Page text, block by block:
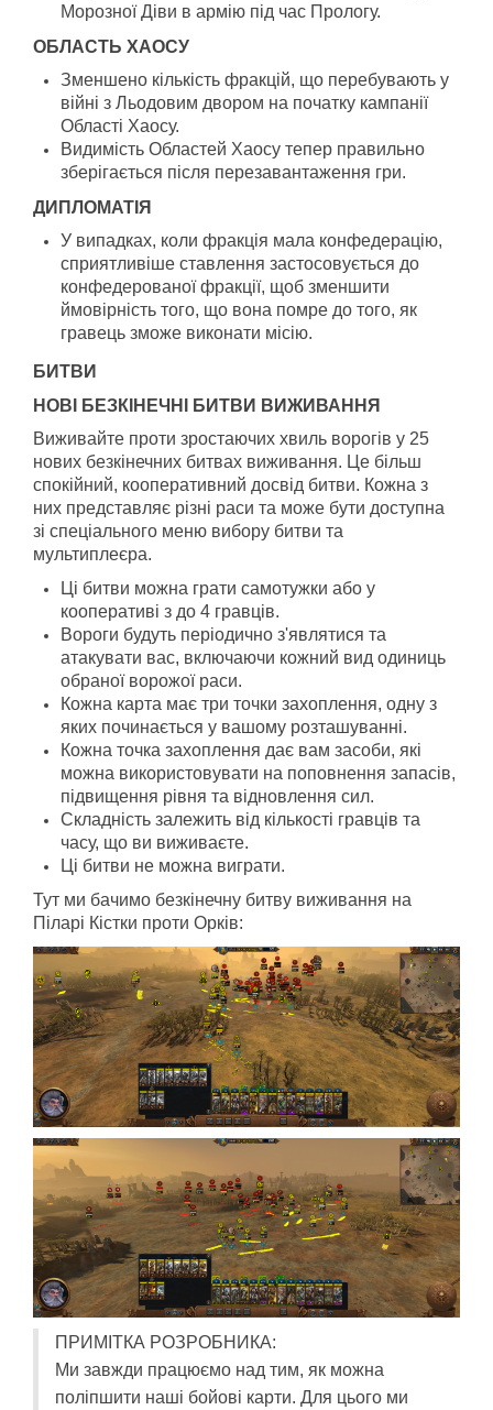
Морозної Діви в армію під час Прологу.
ОБЛАСТЬ ХАОСУ
Зменшено кількість фракцій, що перебувають у
війні з Льодовим двором на початку кампанії
Області Хаосу.
Видимість Областей Хаосу тепер правильно
зберігається після перезавантаження гри.
ДИПЛОМАТІЯ
У випадках, коли фракція мала конфедерацію,
сприятливіше ставлення застосовується до
конфедерованої фракції, щоб зменшити
ймовірність того, що вона помре до того, як
гравець зможе виконати місію.
БИТВИ
НОВІ БЕЗКІНЕЧНІ БИТВИ ВИЖИВАННЯ
Виживайте проти зростаючих хвиль ворогів у 25
нових безкінечних битвах виживання. Це більш
спокійний, кооперативний досвід битви. Кожна з
них представляє різні раси та може бути доступна
зі спеціального меню вибору битви та
мультиплеєра.
Ці битви можна грати самотужки або у
кооперативі з до 4 гравців.
Вороги будуть періодично з'являтися та
атакувати вас, включаючи кожний вид одиниць
обраної ворожої раси.
Кожна карта має три точки захоплення, одну з
яких починається у вашому розташуванні.
Кожна точка захоплення дає вам засоби, які
можна використовувати на поповнення запасів,
підвищення рівня та відновлення сил.
Складність залежить від кількості гравців та
часу, що ви виживаєте.
Ці битви не можна виграти.
Тут ми бачимо безкінечну битву виживання на
Піларі Кістки проти Орків:
ПРИМІТКА РОЗРОБНИКА:
Ми завжди працюємо над тим, як можна
поліпшити наші бойові карти. Для цього ми